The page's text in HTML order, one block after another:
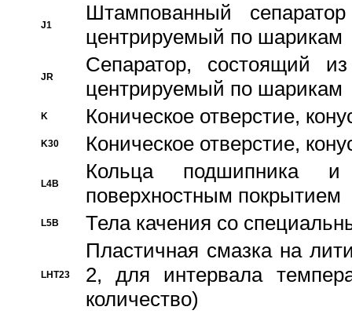
J1
Штампованный
центрируемый по шарикам
JR
Сепаратор, состоящий
центрируемый по шарикам
K Коническое отверстие,
K30 Коническое отверстие,
L4B
Кольца подшипника
поверхностным покрытием
L5B Тела качения со
LHT23
Пластичная смазка на
2, для интервала
количество)